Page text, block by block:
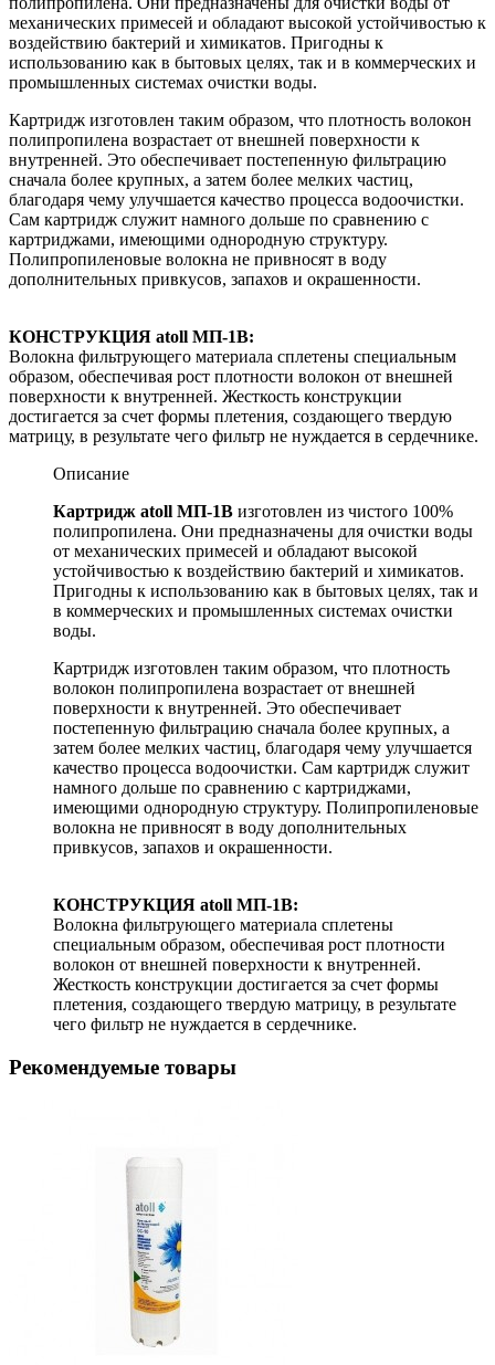
механических примесей и обладают высокой устойчивостью к
воздействию бактерий и химикатов. Пригодны к
использованию как в бытовых целях, так и в коммерческих и
промышленных системах очистки воды.
Картридж изготовлен таким образом, что плотность волокон
полипропилена возрастает от внешней поверхности к
внутренней. Это обеспечивает постепенную фильтрацию
сначала более крупных, а затем более мелких частиц,
благодаря чему улучшается качество процесса водоочистки.
Сам картридж служит намного дольше по сравнению с
картриджами, имеющими однородную структуру.
Полипропиленовые волокна не привносят в воду
дополнительных привкусов, запахов и окрашенности.
КОНСТРУКЦИЯ atoll МП-1В:
Волокна фильтрующего материала сплетены специальным
образом, обеспечивая рост плотности волокон от внешней
поверхности к внутренней. Жесткость конструкции
достигается за счет формы плетения, создающего твердую
матрицу, в результате чего фильтр не нуждается в сердечнике.
Описание
Картридж atoll МП-1В изготовлен из чистого 100%
полипропилена. Они предназначены для очистки воды
от механических примесей и обладают высокой
устойчивостью к воздействию бактерий и химикатов.
Пригодны к использованию как в бытовых целях, так и
в коммерческих и промышленных системах очистки
воды.
Картридж изготовлен таким образом, что плотность
волокон полипропилена возрастает от внешней
поверхности к внутренней. Это обеспечивает
постепенную фильтрацию сначала более крупных, а
затем более мелких частиц, благодаря чему улучшается
качество процесса водоочистки. Сам картридж служит
намного дольше по сравнению с картриджами,
имеющими однородную структуру. Полипропиленовые
волокна не привносят в воду дополнительных
привкусов, запахов и окрашенности.
КОНСТРУКЦИЯ atoll МП-1В:
Волокна фильтрующего материала сплетены
специальным образом, обеспечивая рост плотности
волокон от внешней поверхности к внутренней.
Жесткость конструкции достигается за счет формы
плетения, создающего твердую матрицу, в результате
чего фильтр не нуждается в сердечнике.
Рекомендуемые товары